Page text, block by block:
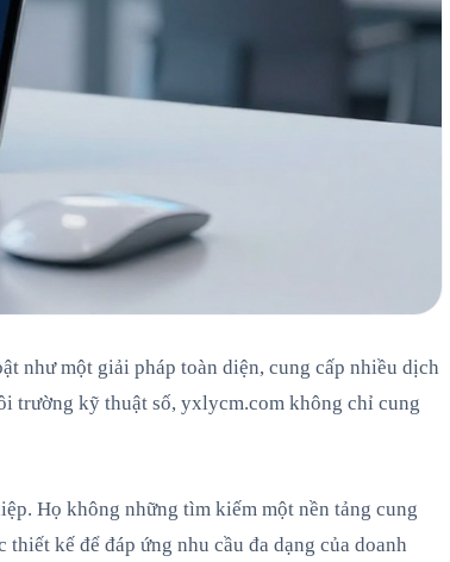
như một giải pháp toàn diện, cung cấp nhiều dịch
trường kỹ thuật số, yxlycm.com không chỉ cung
Họ không những tìm kiếm một nền tảng cung
kế để đáp ứng nhu cầu đa dạng của doanh